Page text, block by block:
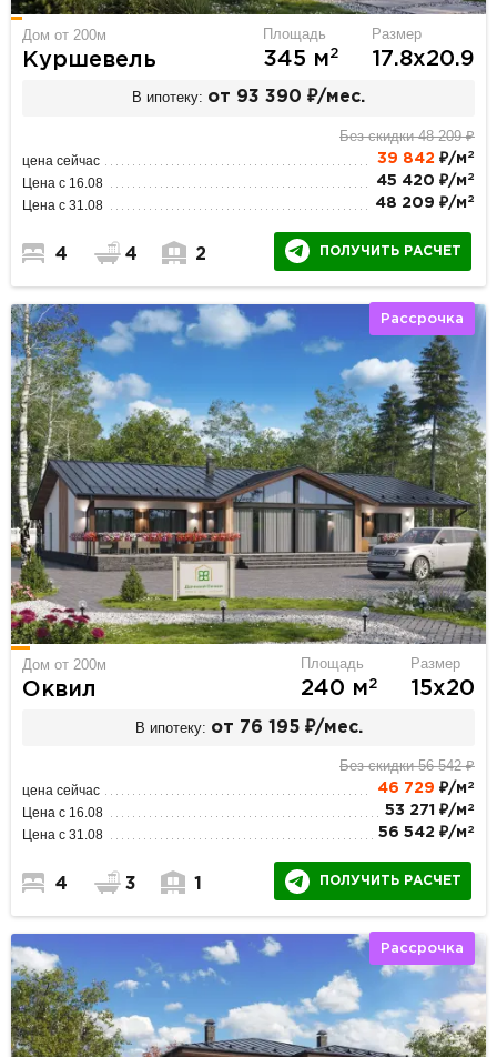
Дом от 200м
Куршевель
Площадь
345 м2
Размер
17.8х20.9
В ипотеку: от 93 390 ₽/мес.
Без скидки 48 209 ₽
цена сейчас 39 842 ₽/м 2
Цена с 16.08 45 420 ₽/м 2
Цена с 31.08 48 209 ₽/м 2
4 4 2 ПОЛУЧИТЬ РАСЧЕТ
Рассрочка
Дом от 200м
Оквил
Площадь
240 м2
Размер
15х20
В ипотеку: от 76 195 ₽/мес.
Без скидки 56 542 ₽
цена сейчас 46 729 ₽/м 2
Цена с 16.08 53 271 ₽/м 2
Цена с 31.08 56 542 ₽/м 2
4 3 1 ПОЛУЧИТЬ РАСЧЕТ
Рассрочка